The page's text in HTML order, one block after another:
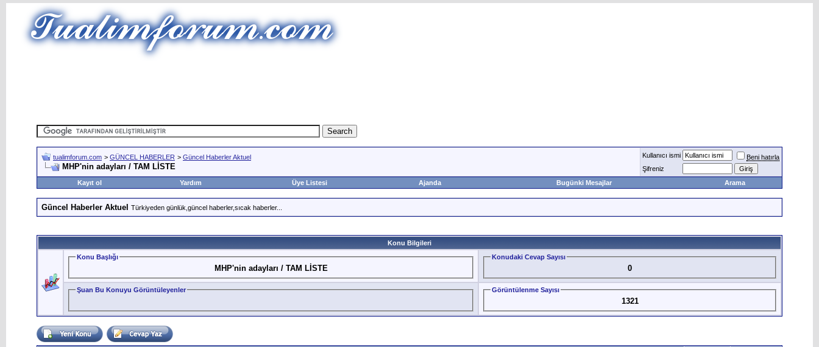
tualimforum.com > GÜNCEL HABERLER > Güncel Haberler Aktuel
MHP'nin adayları / TAM LİSTE
Kullanıcı ismi
Beni hatırla
Şifreniz
Kayıt ol
Yardım Üye Listesi Ajanda Bugünki Mesajlar Arama
Güncel Haberler Aktuel Türkiyeden günlük,güncel haberler,sıcak haberler...
Konu Bilgileri
Konu Başlığı
MHP'nin adayları / TAM LİSTE
Konudaki Cevap Sayısı
0
Şuan Bu Konuyu Görüntüleyenler Görüntülenme Sayısı
1321